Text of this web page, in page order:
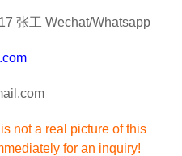
张工 Wechat/Whatsapp
not a real picture of this
for an inquiry!